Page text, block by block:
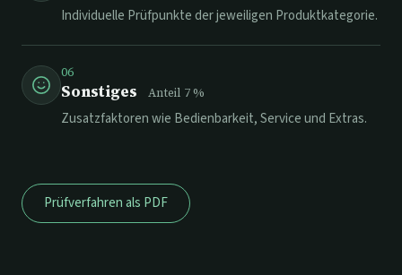
Individuelle Prüfpunkte der jeweiligen Produktkategorie.
06
Sonstiges Anteil 7%
Zusatzfaktoren wie Bedienbarkeit, Service und Extras.
Prüfverfahren als PDF